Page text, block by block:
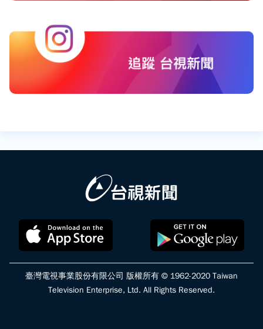
臺灣電視事業股份有限公司 版權所有 © 1962-2020 Taiwan
Television Enterprise, Ltd. All Rights Reserved.